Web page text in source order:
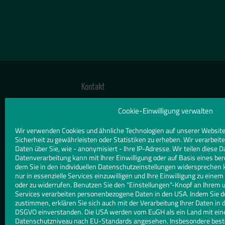
Cookie-Einwilligung verwalten
Wir verwenden Cookies und ähnliche Technologien auf unserer
Sicherheit zu gewährleisten oder Statistiken zu erheben. Wir
Daten über Sie, wie - anonymisiert - Ihre IP-Adresse. Wir teilen diese
Datenverarbeitung kann mit Ihrer Einwilligung oder auf Basis eines
dem Sie in den individuellen Datenschutzeinstellungen widersprechen
nur in essenzielle Services einzuwilligen und Ihre Einwilligung zu
oder zu widerrufen. Benutzen Sie den "Einstellungen"-Knopf an Ihrem
Services verarbeiten personenbezogene Daten in den USA. Indem Sie
zustimmen, erklären Sie sich auch mit der Verarbeitung Ihrer Daten in
DSGVO einverstanden. Die USA werden vom EuGH als ein Land mit
Datenschutzniveau nach EU-Standards angesehen. Insbesondere
Kontakt
TELEFON
E-MAIL
info@glaserei-gahr.de
WEBSITE
www.glaserei-gahr.de/